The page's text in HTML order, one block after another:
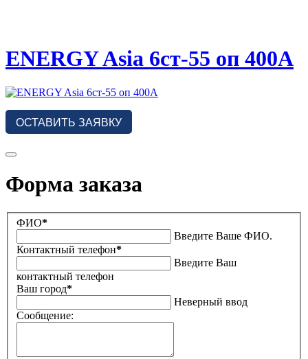
ENERGY Asia 6ст-55 оп 400А
ОСТАВИТЬ ЗАЯВКУ
Форма заказа
ФИО*
Введите Ваше ФИО.
Контактный телефон*
Введите Ваш
контактный телефон
Ваш город*
Неверный ввод
Сообщение: